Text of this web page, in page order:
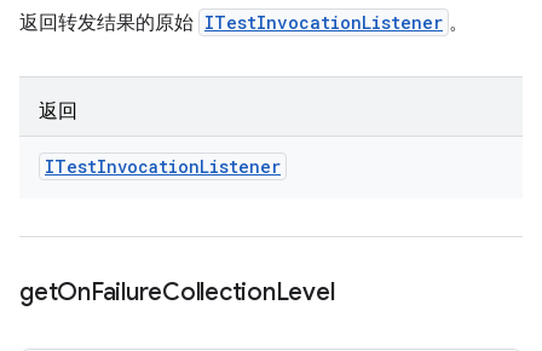
返回转发结果的原始 ITestInvocationListener 。
返回
ITestInvocationListener
getOnFailureCollectionLevel